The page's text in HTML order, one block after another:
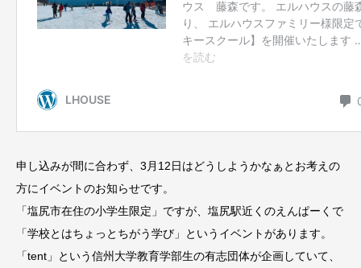
申し込みが間に合わず、3月12日はどうしようかなぁとお考えの
方にイベントのお知らせです。
「塩尻市在住の小学生限定」ですが、塩尻駅近くのえんぱーくで
「学校とはちょっとちがう学び」というイベントがあります。
「tent」という信州大学教育学部生の有志団体が企画していて、